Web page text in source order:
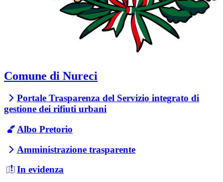
Comune di Nureci
Portale Trasparenza del Servizio integrato di
gestione dei rifiuti urbani
Albo Pretorio
Amministrazione trasparente
In evidenza